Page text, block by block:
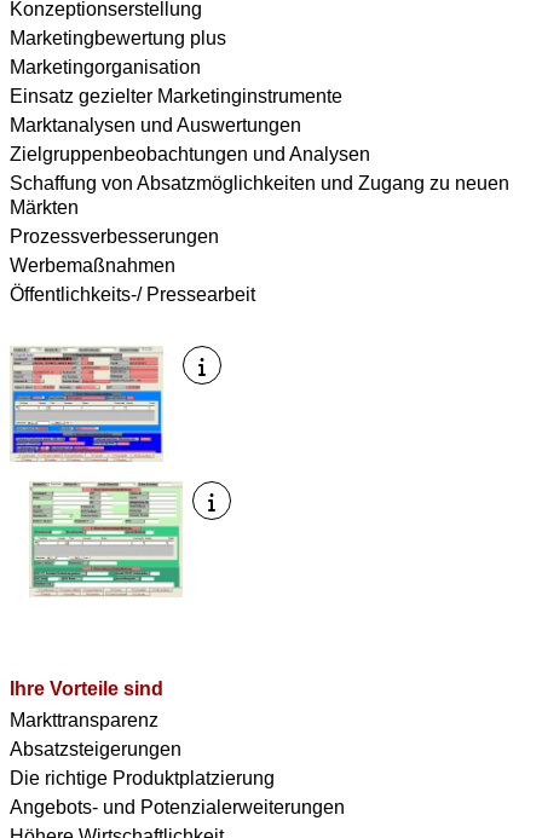
Konzeptionserstellung
Marketingbewertung plus
Marketingorganisation
Einsatz gezielter Marketinginstrumente
Marktanalysen und Auswertungen
Zielgruppenbeobachtungen und Analysen
Schaffung von Absatzmöglichkeiten und Zugang zu neuen
Märkten
Prozessverbesserungen
Werbemaßnahmen
Öffentlichkeits-/ Pressearbeit
Ihre Vorteile sind
Markttransparenz
Absatzsteigerungen
Die richtige Produktplatzierung
Angebots- und Potenzialerweiterungen